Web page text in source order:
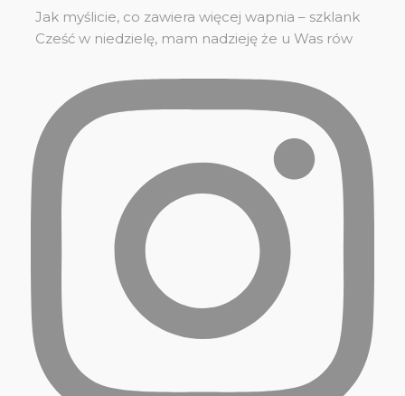
Jak myślicie, co zawiera więcej wapnia – szklank
Cześć w niedzielę, mam nadzieję że u Was rów